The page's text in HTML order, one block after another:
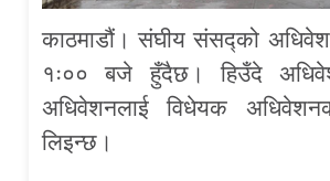
काठमाडौं। संघीय संसद्को
१ः०० बजे हुँदैछ। हिउँदे
अधिवेशनलाई विधेयक
लिइन्छ।